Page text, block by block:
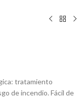
tratamiento
de incendio. Fácil de